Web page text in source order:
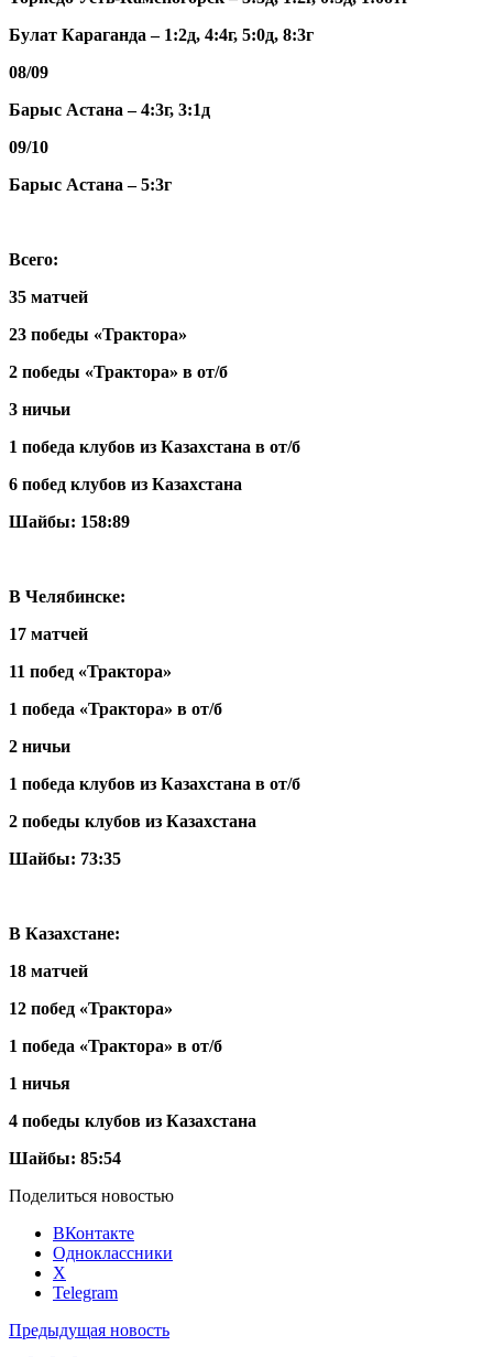
Булат Караганда – 1:2д, 4:4г, 5:0д, 8:3г
08/09
Барыс Астана – 4:3г, 3:1д
09/10
Барыс Астана – 5:3г
Всего:
35 матчей
23 победы «Трактора»
2 победы «Трактора» в от/б
3 ничьи
1 победа клубов из Казахстана в от/б
6 побед клубов из Казахстана
Шайбы: 158:89
В Челябинске:
17 матчей
11 побед «Трактора»
1 победа «Трактора» в от/б
2 ничьи
1 победа клубов из Казахстана в от/б
2 победы клубов из Казахстана
Шайбы: 73:35
В Казахстане:
18 матчей
12 побед «Трактора»
1 победа «Трактора» в от/б
1 ничья
4 победы клубов из Казахстана
Шайбы: 85:54
Поделиться новостью
ВКонтакте
Одноклассники
X
Telegram
Предыдущая новость